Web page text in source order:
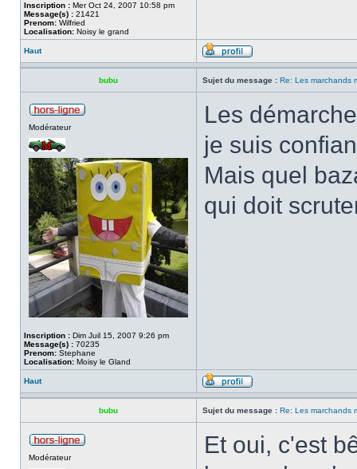
Inscription : Mer Oct 24, 2007 10:58 pm
Message(s) : 21421
Prenom: Wilfried
Localisation: Noisy le grand
Haut
bubu Sujet du message : Re: Les marchands
Modérateur
Inscription : Dim Juil 15, 2007 9:26 pm
Message(s) : 70235
Prenom: Stephane
Localisation: Moisy le Gland
Les
je suis
Mais quel
qui doit
Haut
bubu Sujet du message : Re: Les marchands
Modérateur
Et oui, c'est